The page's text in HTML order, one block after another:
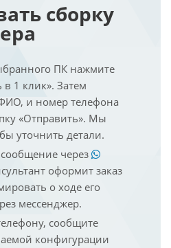
сборку
ПК нажмите
в 1 клик». Затем
и номер телефона
«Отправить». Мы
уточнить детали.
через
оформит заказ
о ходе его
мессенджер.
сообщите
конфигурации